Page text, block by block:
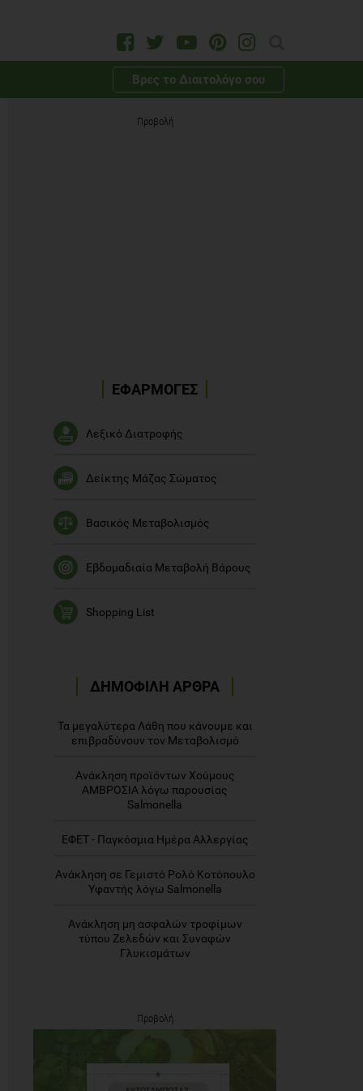
Βρες το Διαιτολόγο σου
Προβολή
ΔΗΜΟΦΙΛΗ ΑΡΘΡΑ
Τα μεγαλύτερα Λάθη που κάνουμε και
επιβραδύνουν τον Μεταβολισμό
Ανάκληση προϊόντων Χούμους
ΑΜΒΡΟΣΙΑ λόγω παρουσίας
Salmonella
ΕΦΕΤ - Παγκόσμια Ημέρα Αλλεργίας
Ανάκληση σε Γεμιστό Ρολό Κοτόπουλο
Υφαντής λόγω Salmonella
Ανάκληση μη ασφαλών τροφίμων
τύπου Ζελεδών και Συναφών
Γλυκισμάτων
ΕΦΑΡΜΟΓΕΣ
Λεξικό Διατροφής
Δείκτης Μάζας Σώματος
Βασικός Μεταβολισμός
Εβδομαδιαία Μεταβολή Βάρους
Shopping List
Προβολή